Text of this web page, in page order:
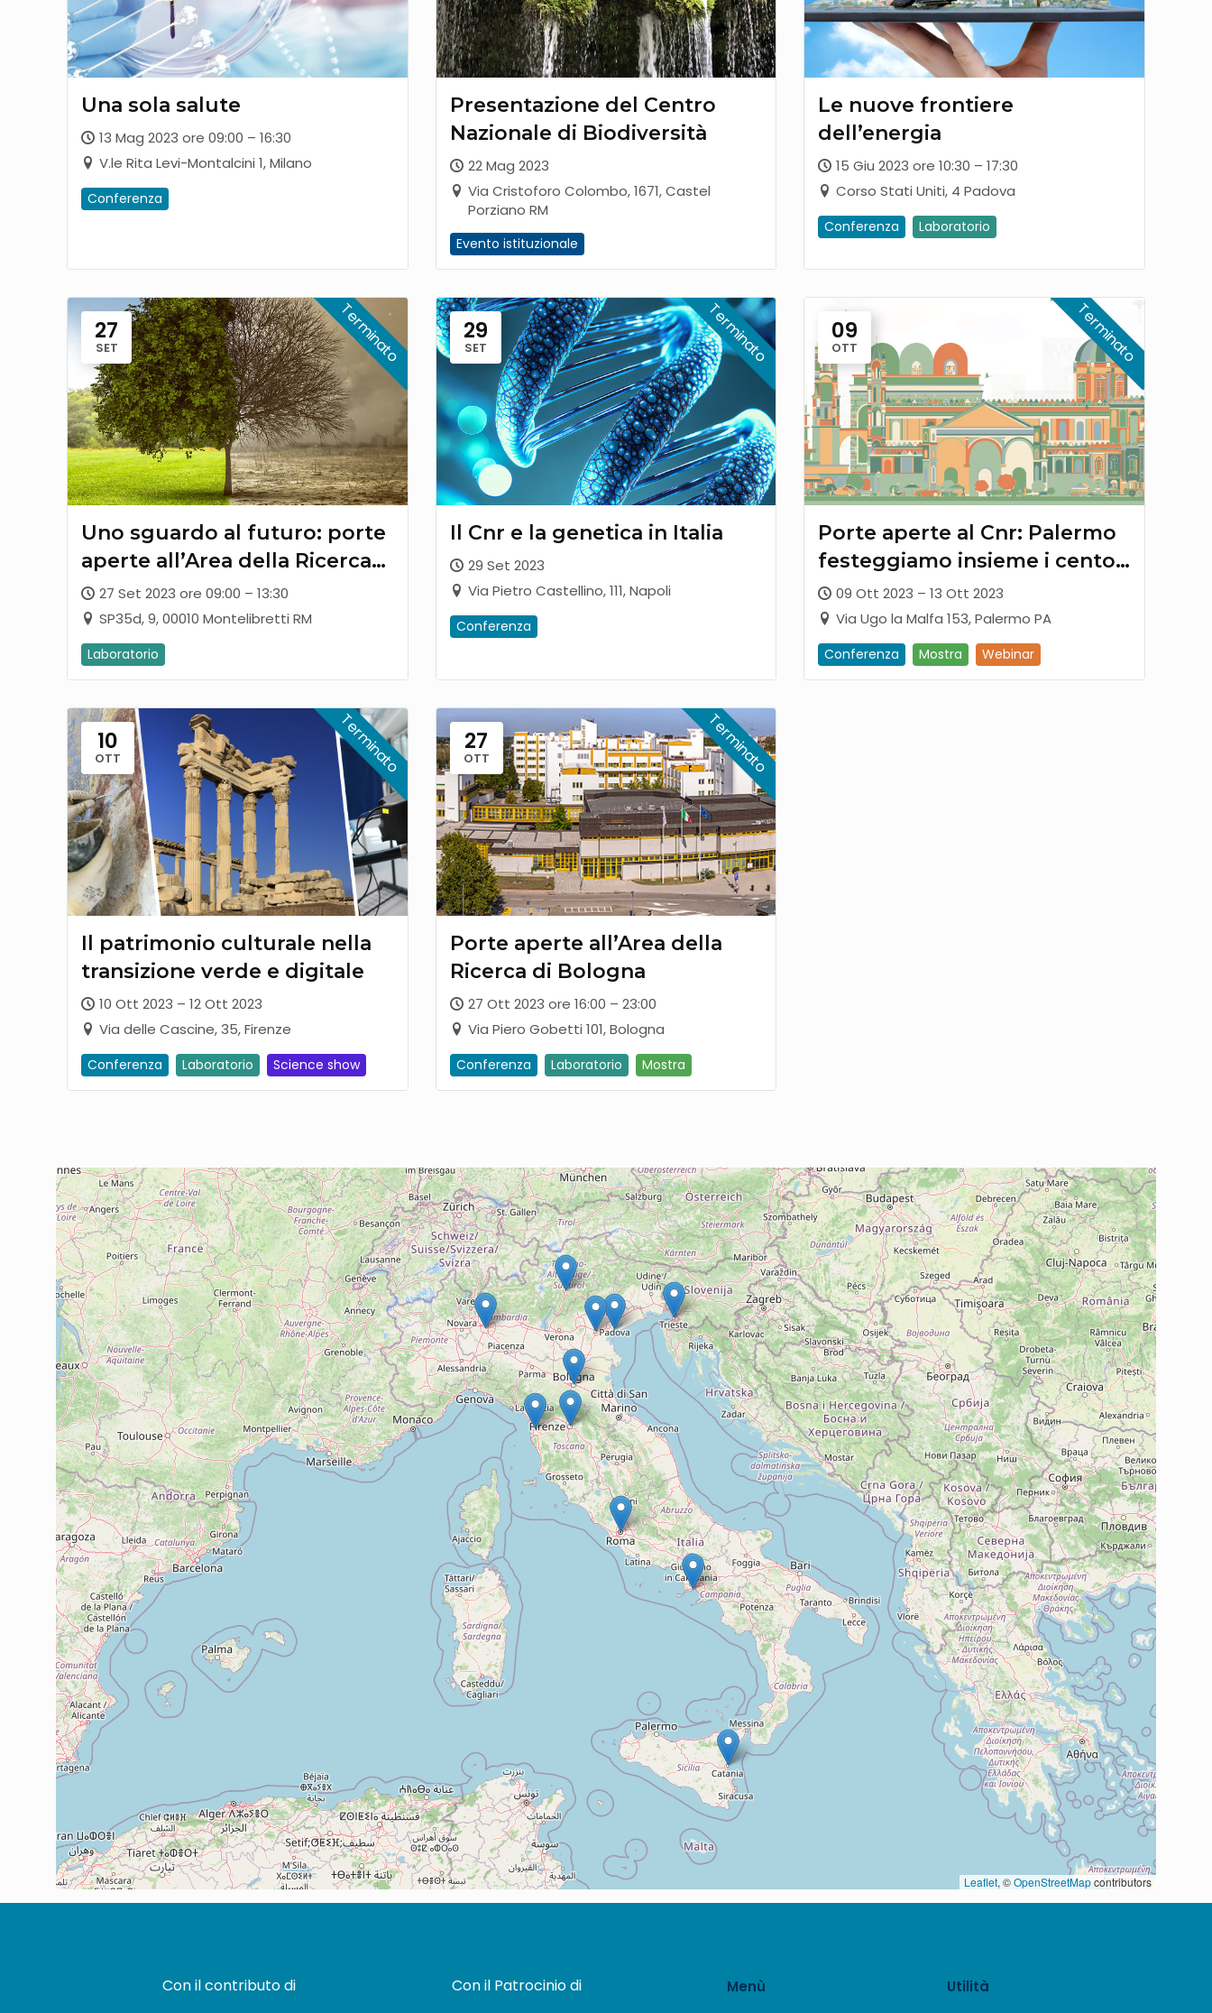
Una sola salute
13 Mag 2023 ore 09:00 – 16:30
V.le Rita Levi-Montalcini 1, Milano
Conferenza
Presentazione del Centro
Nazionale di Biodiversità
22 Mag 2023
Via Cristoforo Colombo, 1671, Castel
Porziano RM
Evento istituzionale
Le nuove frontiere
dell’energia
15 Giu 2023 ore 10:30 – 17:30
Corso Stati Uniti, 4 Padova
Conferenza Laboratorio
27
SET
Uno sguardo al futuro: porte
aperte all’Area della Ricerca
di Montelibretti
27 Set 2023 ore 09:00 – 13:30
SP35d, 9, 00010 Montelibretti RM
Laboratorio
29
SET
Il Cnr e la genetica in Italia
29 Set 2023
Via Pietro Castellino, 111, Napoli
Conferenza
09
OTT
Porte aperte al Cnr: Palermo
festeggiamo insieme i cento
anni
09 Ott 2023 – 13 Ott 2023
Via Ugo la Malfa 153, Palermo PA
Conferenza Mostra Webinar
10
OTT
Il patrimonio culturale nella
transizione verde e digitale
10 Ott 2023 – 12 Ott 2023
Via delle Cascine, 35, Firenze
Conferenza Laboratorio Science show
27
OTT
Porte aperte all’Area della
Ricerca di Bologna
27 Ott 2023 ore 16:00 – 23:00
Via Piero Gobetti 101, Bologna
Conferenza Laboratorio Mostra
Leaflet, ©OpenStreetMapcontributors
Con il contributo di Con il Patrocinio di Menù Utilità